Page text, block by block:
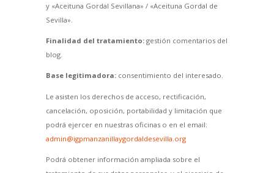
y «Aceituna Gordal Sevillana» / «Aceituna Gordal de
Sevilla».
Finalidad del tratamiento:gestión comentarios del
blog.
Base legitimadora:consentimiento del interesado.
Le asisten los derechos de acceso, rectificación,
cancelación, oposición, portabilidad y limitación que
podrá ejercer en nuestras oficinas o en el email:
admin@igpmanzanillaygordaldesevilla.org
Podrá obtener información ampliada sobre el